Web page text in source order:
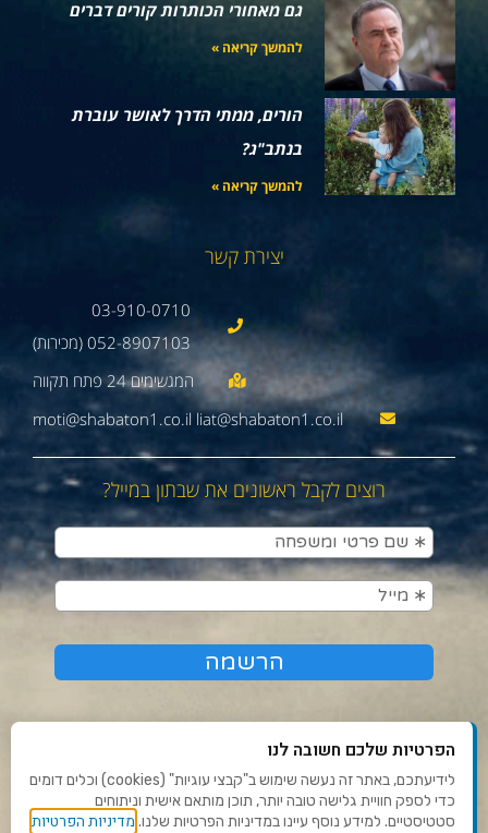
גם מאחורי הכותרות קורים דברים
להמשך קריאה »
הורים, ממתי הדרך לאושר עוברת
בנתב"ג?
להמשך קריאה »
יצירת קשר
03-910-0710
052-8907103 (מכירות)
moti@shabaton1.co.il liat@shabaton1.co.il
רוצים לקבל ראשונים את שבתון במייל?
תנאי שימוש ומדיניות פרטיות
הפרטיות שלכם חשובה לנו
לידיעתכם, באתר זה נעשה שימוש ב"קבצי עוגיות" (cookies) וכלים דומים
כדי לספק חוויית גלישה טובה יותר, תוכן מותאם אישית וניתוחים
סטטיסטיים. למידע נוסף עיינו במדיניות הפרטיות שלנו. מדיניות הפרטיות